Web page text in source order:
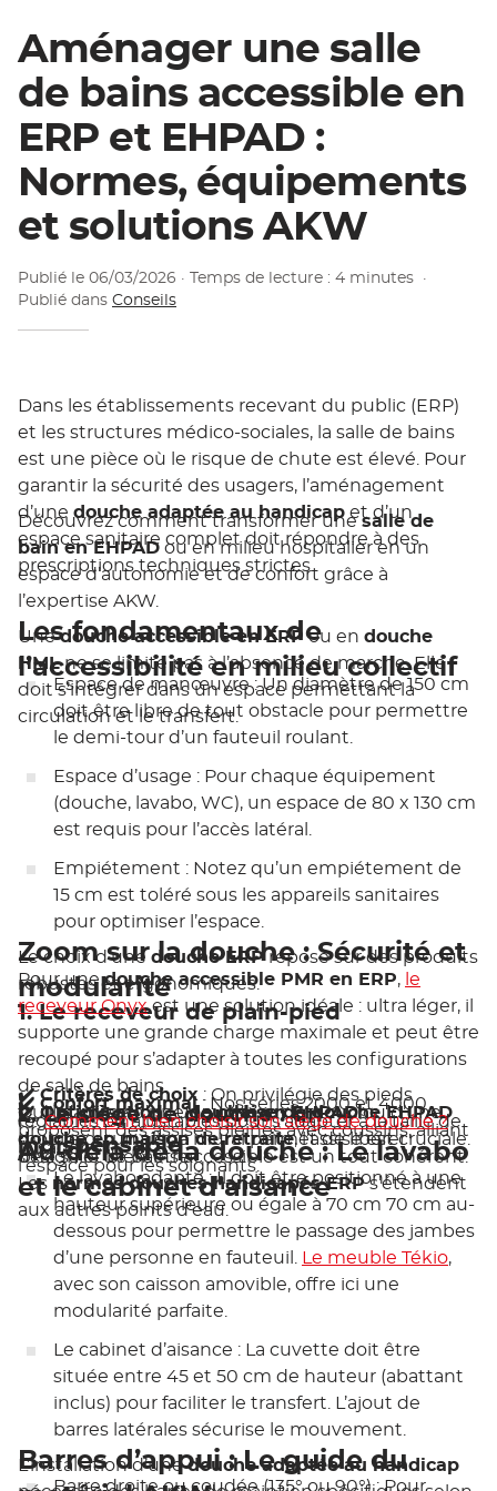
Aménager une salle
de bains accessible en
ERP et EHPAD :
Normes, équipements
et solutions AKW
Publié le 06/03/2026 · Temps de lecture : 4 minutes
·
Publié dans Conseils
Dans les établissements recevant du public (ERP)
et les structures médico-sociales, la salle de bains
est une pièce où le risque de chute est élevé. Pour
garantir la sécurité des usagers, l’aménagement
d’une douche adaptée au handicap et d’un
espace sanitaire complet doit répondre à des
prescriptions techniques strictes.
Découvrez comment transformer unesalle de
bain en EHPAD ou en milieu hospitalier en un
espace d’autonomie et de confort grâce à
l’expertise AKW.
Les fondamentaux de
l’accessibilité en milieu collectif
Unedouche accessible en ERPou en douche
HMLne se limite pas à l’absence de marche. Elle
doit s’intégrer dans un espace permettant la
circulation et le transfert.
Espace de manœuvre: Un diamètre de 150 cm
doit être libre de tout obstacle pour permettre
le demi-tour d’un fauteuil roulant.
Espace d’usage : Pour chaque équipement
(douche, lavabo, WC), un espace de 80 x 130 cm
est requis pour l’accès latéral.
Empiétement : Notez qu’un empiétement de
15 cm est toléré sous les appareils sanitaires
pour optimiser l’espace.
Zoom sur la douche : Sécurité et
modularité
Le choix d’une douche ERPrepose sur des produits
robustes et ergonomiques.
1. Le receveur de plain-pied
Pour unedouche accessible PMR en ERP, le
receveur Onyxest une solution idéale : ultra léger, il
supporte une grande charge maximale et peut être
recoupé pour s’adapter à toutes les configurations
de salle de bains.
2. Le siège de douche : un
indispensable
Qu’il s’agisse d’unedouche en EHPADou d’une
douche en maison de retraite, l’assise est cruciale.
✔️ Critères de choix : On privilégie des pieds
réglables ou ajustables pour s’adapter à la taille de
l’usager.
✔️ Confort maximal: Nos séries 2000 et 4000
proposent des assises pleines avec coussins, alliant
design et bien-être.
✔️ Optimisation: Unechaise de douche EHPAD
mobile ou un siège mural permet de libérer
l’espace pour les soignants.
👉Comment bien choisir son siège de douche ?
Au-delà de la douche : Le lavabo
et le cabinet d’aisance
Une salle de bains accessible est un tout cohérent.
Les normes douches handicapés ERPs’étendent
aux autres points d’eau.
Le lavabo adapté: Il doit être positionné à une
hauteur supérieure ou égale à 70 cm 70 cm au-
dessous pour permettre le passage des jambes
d’une personne en fauteuil.
Le meuble Tékio,
avec son caisson amovible, offre ici une
modularité parfaite.
Le cabinet d’aisance : La cuvette doit être
située entre 45 et 50 cm de hauteur (abattant
inclus) pour faciliter le transfert. L’ajout de
barres latérales sécurise le mouvement.
Barres d’appui : Le guide du
L’installation d’unedouche adaptée au handicap
Barre droite ou coudée (135° ou 90°): Pour